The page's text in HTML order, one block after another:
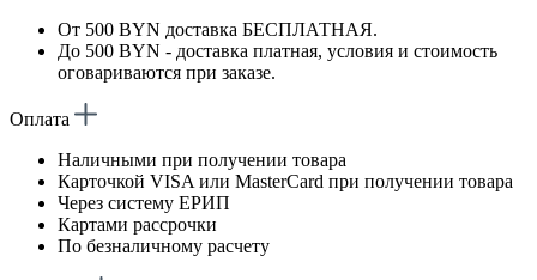
От 500 BYN доставка БЕСПЛАТНАЯ.
До 500 BYN - доставка платная, условия и стоимость
оговариваются при заказе.
Оплата
Наличными при получении товара
Карточкой VISA или MasterCard при получении товара
Через систему ЕРИП
Картами рассрочки
По безналичному расчету